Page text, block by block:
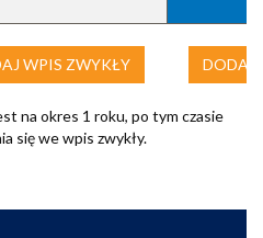
WPIS ZWYKŁY DODAJ
na okres 1 roku, po tym czasie
się we wpis zwykły.